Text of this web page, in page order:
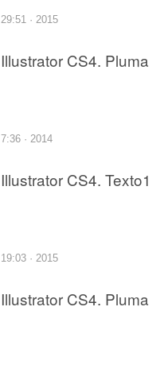
29:51 · 2015
Illustrator CS4. Pluma
7:36 · 2014
Illustrator CS4. Texto1
19:03 · 2015
Illustrator CS4. Pluma